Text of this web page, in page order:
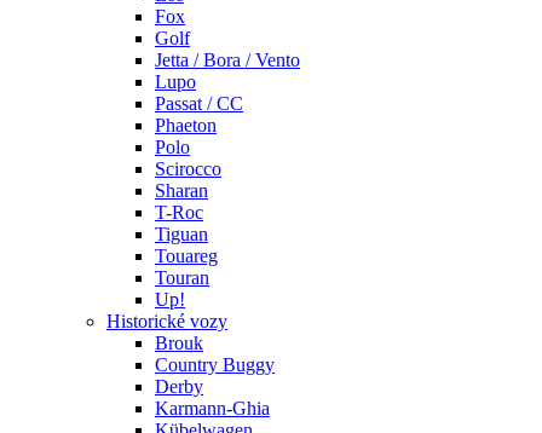
Fox
Golf
Jetta / Bora / Vento
Lupo
Passat / CC
Phaeton
Polo
Scirocco
Sharan
T-Roc
Tiguan
Touareg
Touran
Up!
Historické vozy
Brouk
Country Buggy
Derby
Karmann-Ghia